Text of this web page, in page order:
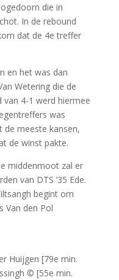
die in
In de rebound
dat de 4e treffer
en het was dan
Wetering die de
4-1 werd hiermee
was
de meeste kansen,
de winst pakte.
middenmoot zal er
van DTS ’35 Ede.
begint om
Van den Pol
Huijgen [79e min.
© [55e min.